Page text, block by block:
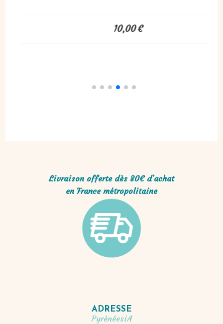
Livraison offerte dès 80€ d'achat
en France métropolitaine
ADRESSE
PyrénéesiA